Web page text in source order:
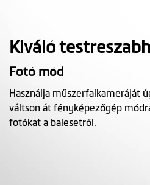
Kiváló
Fotó mód
Használja műszerfalkameráját
váltson át fényképezőgép
fotókat a balesetről.